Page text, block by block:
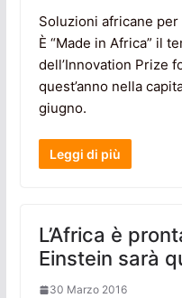
Soluzioni africane
È “Made in Africa” il
dell’Innovation Prize
quest’anno nella
giugno.
Leggi di più
L’Africa è
Einstein sarà
30 Marzo 2016